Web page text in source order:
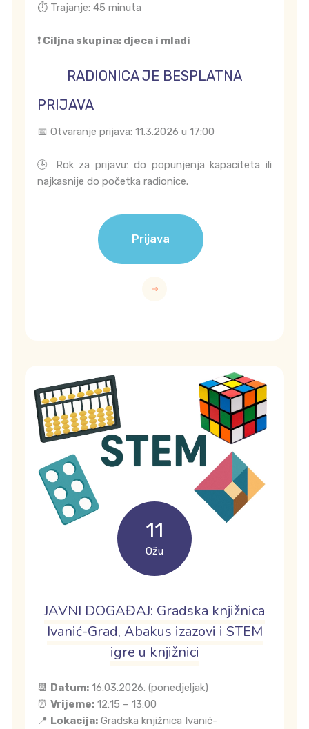
⏱️ Trajanje: 45 minuta
❗ Ciljna skupina: djeca i mladi
RADIONICA JE BESPLATNA
PRIJAVA
📅 Otvaranje prijava: 11.3.2026 u 17:00
🕒 Rok za prijavu: do popunjenja kapaciteta ili
najkasnije do početka radionice.
Prijava
11
Ožu
JAVNI DOGAĐAJ: Gradska knjižnica
Ivanić-Grad, Abakus izazovi i STEM
igre u knjižnici
📆 Datum: 16.03.2026. (ponedjeljak)
⏰ Vrijeme: 12:15 – 13:00
📍 Lokacija: Gradska knjižnica Ivanić-